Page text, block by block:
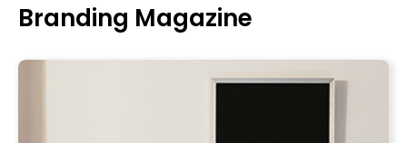
Branding Magazine